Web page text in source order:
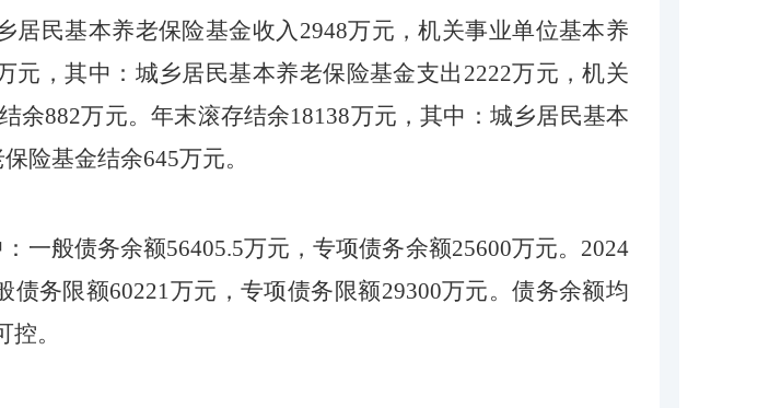
居民基本养老保险基金收入 2948万元 ，机关事业单位基本养
元，其中：城乡居民基本养老保险基金支出 2222万元，机关
余882万元。年末滚存结余18138万元，其中：城乡居民基本
险基金结余645万元。
一般债务余额56405.5万元，专项债务余额25600万元。2024
债务限额60221 万元，专项债务限额29300万元。债务余额均
。